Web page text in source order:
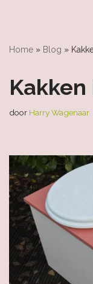
Home » Blog »
door Harry Wagenaar